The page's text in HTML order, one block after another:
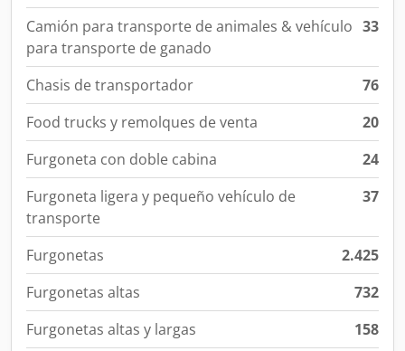
Camión para transporte de animales & vehículo
para transporte de ganado
33
Chasis de transportador
76
Food trucks y remolques de venta
20
Furgoneta con doble cabina
24
Furgoneta ligera y pequeño vehículo de
transporte
37
Furgonetas
2.425
Furgonetas altas
732
Furgonetas altas y largas
158